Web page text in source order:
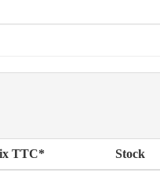
TTC* Stock